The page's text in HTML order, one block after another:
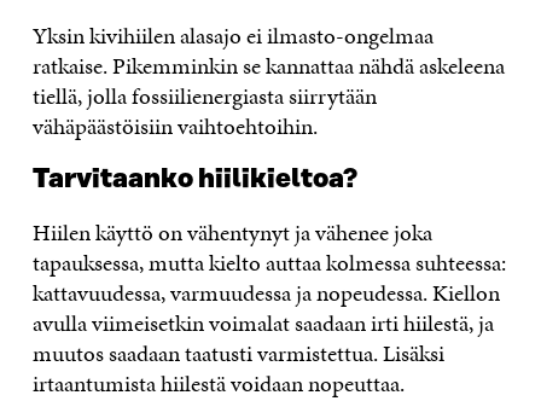
Yksin kivihiilen alasajo ei ilmasto-ongelmaa
ratkaise. Pikemminkin se kannattaa nähdä askeleena
tiellä, jolla fossiilienergiasta siirrytään
vähäpäästöisiin vaihtoehtoihin.
Tarvitaanko hiilikieltoa?
Hiilen käyttö on vähentynyt ja vähenee joka
tapauksessa, mutta kielto auttaa kolmessa suhteessa:
kattavuudessa, varmuudessa ja nopeudessa. Kiellon
avulla viimeisetkin voimalat saadaan irti hiilestä, ja
muutos saadaan taatusti varmistettua. Lisäksi
irtaantumista hiilestä voidaan nopeuttaa.